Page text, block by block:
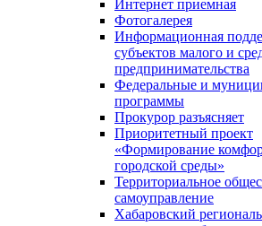
Интернет приемная
Фотогалерея
Информационная
субъектов малого и
предпринимательства
Федеральные и
программы
Прокурор разъясняет
Приоритетный проект
«Формирование
городской среды»
Территориальное
самоуправление
Хабаровский